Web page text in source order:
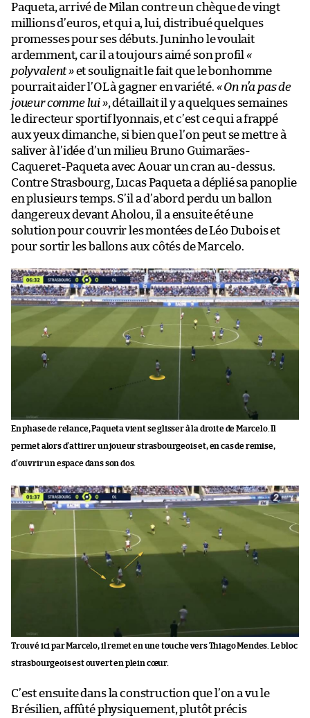
Paqueta, arrivé de Milan contre un chèque de vingt
millions d’euros, et qui a, lui, distribué quelques
promesses pour ses débuts. Juninho le voulait
ardemment, car il a toujours aimé son profil «
polyvalent »et soulignait le fait que le bonhomme
pourrait aider l’OL à gagner en variété. « On n’a pas de
joueur comme lui », détaillait il y a quelques semaines
le directeur sportif lyonnais, et c’est ce qui a frappé
aux yeux dimanche, si bien que l’on peut se mettre à
saliver à l’idée d’un milieu Bruno Guimarães-
Caqueret-Paqueta avec Aouar un cran au-dessus.
Contre Strasbourg, Lucas Paqueta a déplié sa panoplie
en plusieurs temps. S’il a d’abord perdu un ballon
dangereux devant Aholou, il a ensuite été une
solution pour couvrir les montées de Léo Dubois et
pour sortir les ballons aux côtés de Marcelo.
En phase de relance, Paqueta vient se glisser à la droite de Marcelo. Il
permet alors d’attirer un joueur strasbourgeois et, en cas de remise,
d’ouvrir un espace dans son dos.
Trouvé ici par Marcelo, il remet en une touche vers Thiago Mendes. Le bloc
strasbourgeois est ouvert en plein cœur.
C’est ensuite dans la construction que l’on a vu le
Brésilien, affûté physiquement, plutôt précis